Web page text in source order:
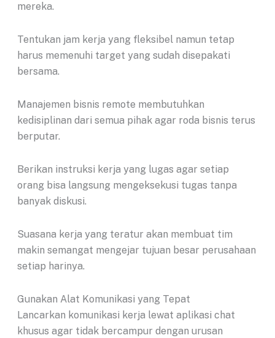
mereka.
Tentukan jam kerja yang fleksibel namun tetap
harus memenuhi target yang sudah disepakati
bersama.
Manajemen bisnis remote membutuhkan
kedisiplinan dari semua pihak agar roda bisnis terus
berputar.
Berikan instruksi kerja yang lugas agar setiap
orang bisa langsung mengeksekusi tugas tanpa
banyak diskusi.
Suasana kerja yang teratur akan membuat tim
makin semangat mengejar tujuan besar perusahaan
setiap harinya.
Gunakan Alat Komunikasi yang Tepat
Lancarkan komunikasi kerja lewat aplikasi chat
khusus agar tidak bercampur dengan urusan